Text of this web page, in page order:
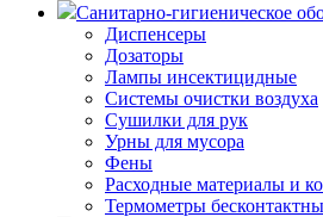
Санитарно-гигиеническое
Диспенсеры
Дозаторы
Лампы инсектицидные
Системы очистки воздуха
Сушилки для рук
Урны для мусора
Фены
Расходные материалы и
Термометры